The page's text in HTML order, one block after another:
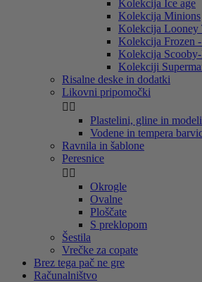
Kolekcija Ice age
Kolekcija Minions
Kolekcija Looney
Kolekcija Frozen
Kolekcija
Kolekciji
Risalne deske in dodatki
Likovni pripomočki
 
Plastelini, gline in
Vodene in tempera
Ravnila in šablone
Peresnice
 
Okrogle
Ovalne
Ploščate
S preklopom
Šestila
Vrečke za copate
Brez tega pač ne gre
Računalništvo